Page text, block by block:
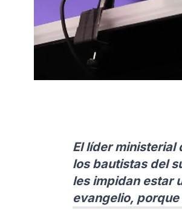
El líder ministerial
los bautistas del
les impidan estar
evangelio,